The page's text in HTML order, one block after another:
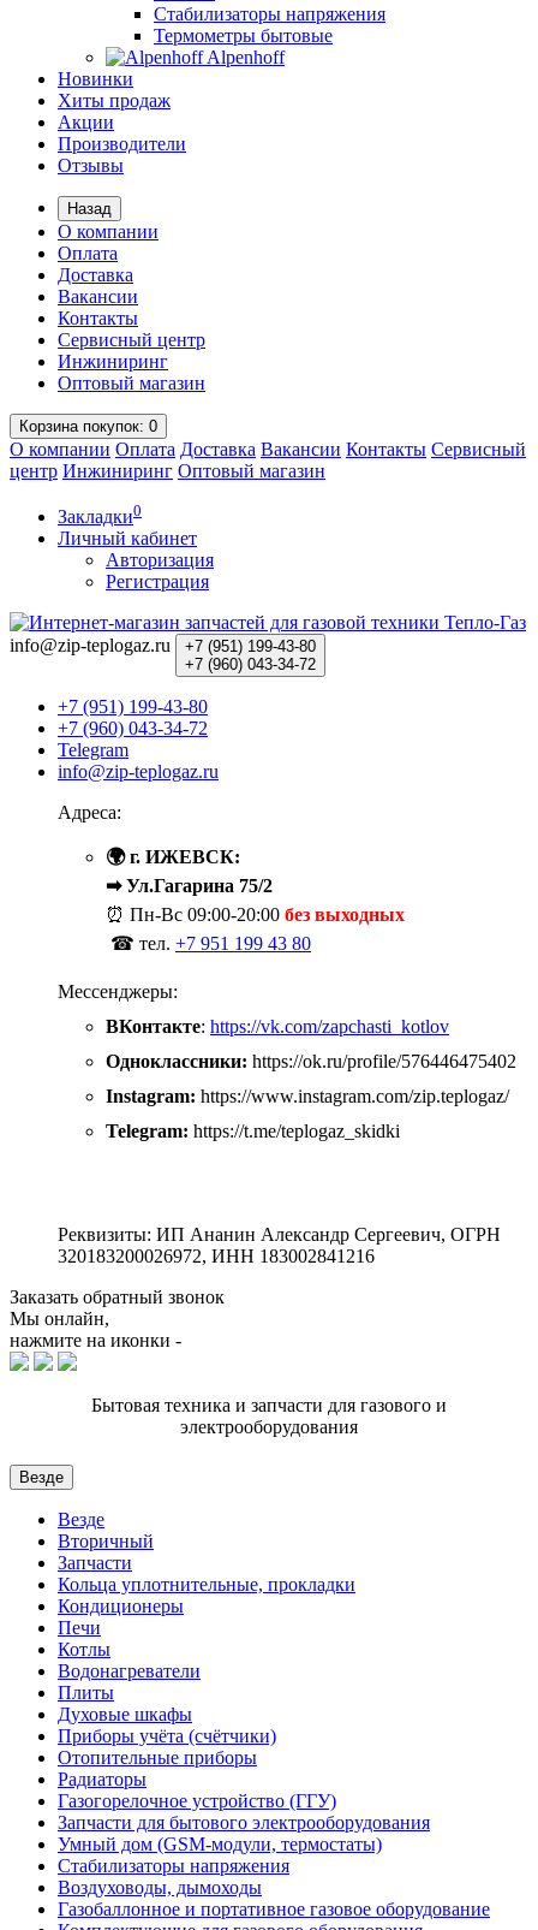
Стабилизаторы напряжения
Термометры бытовые
Alpenhoff
Новинки
Хиты продаж
Акции
Производители
Отзывы
Назад
О компании
Оплата
Доставка
Вакансии
Контакты
Сервисный центр
Инжиниринг
Оптовый магазин
Корзинапокупок: 0
О компании Оплата Доставка Вакансии Контакты Сервисный
центр Инжиниринг Оптовый магазин
Закладки0
Личный кабинет
Авторизация
Регистрация
info@zip-teplogaz.ru +7 (951) 199-43-80
+7 (960) 043-34-72
+7 (951) 199-43-80
+7 (960) 043-34-72
Telegram
info@zip-teplogaz.ru
Адреса:
🌍 г. ИЖЕВСК:
➡ Ул.Гагарина 75/2
⏰ Пн-Вс 09:00-20:00 без выходных
☎ тел. +7 951 199 43 80
Мессенджеры:
ВКонтакте: https://vk.com/zapchasti_kotlov
Одноклассники: https://ok.ru/profile/576446475402
Instagram: https://www.instagram.com/zip.teplogaz/
Telegram: https://t.me/teplogaz_skidki
Реквизиты: ИП Ананин Александр Сергеевич, ОГРН
320183200026972, ИНН 183002841216
Заказать обратный звонок
Мы онлайн,
нажмите на иконки -
Бытовая техника и запчасти для газового и
электрооборудования
Везде
Везде
Вторичный
Запчасти
Кольца уплотнительные, прокладки
Кондиционеры
Печи
Котлы
Водонагреватели
Плиты
Духовые шкафы
Приборы учёта (счётчики)
Отопительные приборы
Радиаторы
Газогорелочное устройство (ГГУ)
Запчасти для бытового электрооборудования
Умный дом (GSM-модули, термостаты)
Cтабилизаторы напряжения
Воздуховоды, дымоходы
Газобаллонное и портативное газовое оборудование